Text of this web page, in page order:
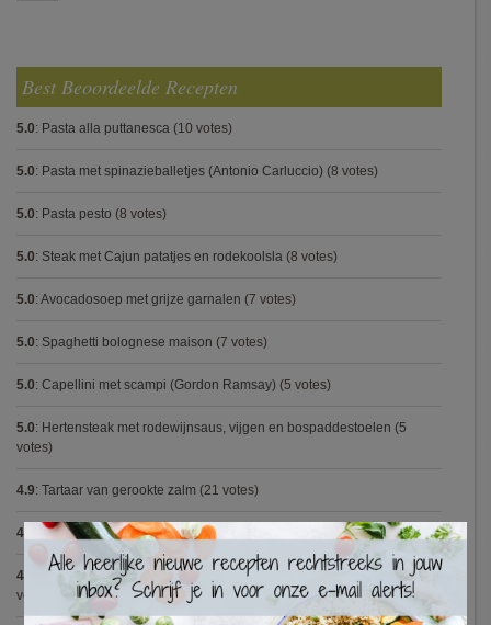
Best Beoordeelde Recepten
5.0: Pasta alla puttanesca (10 votes)
5.0: Pasta met spinazieballetjes (Antonio Carluccio) (8 votes)
5.0: Pasta pesto (8 votes)
5.0: Steak met Cajun patatjes en rodekoolsla (8 votes)
5.0: Avocadosoep met grijze garnalen (7 votes)
5.0: Spaghetti bolognese maison (7 votes)
5.0: Capellini met scampi (Gordon Ramsay) (5 votes)
5.0: Hertensteak met rodewijnsaus, vijgen en bospaddestoelen (5
votes)
4.9: Tartaar van gerookte zalm (21 votes)
4.9 Gegrilde nougat met esdoornsiroop
4.9 Volkorenspaghetti in mosterdsaus met prei en spek (Colruyt) (12
votes)
×